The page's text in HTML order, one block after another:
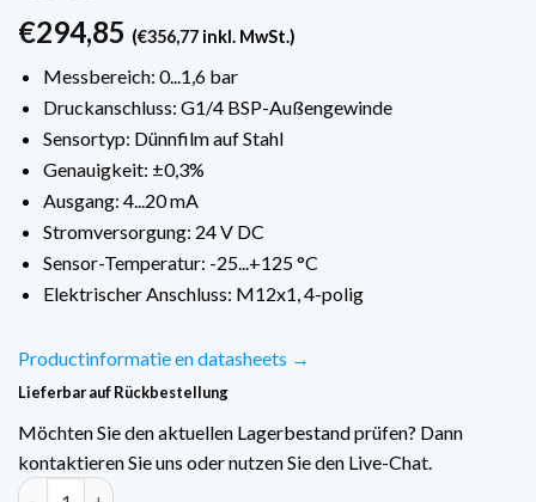
€294,85 (€356,77 inkl. MwSt.)
Messbereich: 0...1,6 bar
Druckanschluss: G1/4 BSP-Außengewinde
Sensortyp: Dünnfilm auf Stahl
Genauigkeit: ±0,3%
Ausgang: 4...20 mA
Stromversorgung: 24 V DC
Sensor-Temperatur: -25...+125 °C
Elektrischer Anschluss: M12x1, 4-polig
Productinformatie en datasheets →
Lieferbar auf Rückbestellung
Möchten Sie den aktuellen Lagerbestand prüfen? Dann
kontaktieren Sie uns oder nutzen Sie den Live-Chat.
Trafag Hydrauliek druktransmitter NAH-8254 NAH1.6A /